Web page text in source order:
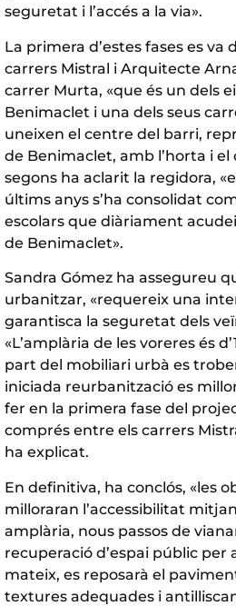
seguretat i l’accés a la via».
La primera d’estes fases es
carrers Mistral i Arquitecte
carrer Murta, «que és un dels
Benimaclet i una dels seus
uneixen el centre del barri,
de Benimaclet, amb l’horta i el
segons ha aclarit la regidora,
últims anys s’ha consolidat
escolars que diàriament
de Benimaclet».
Sandra Gómez ha assegureu
urbanitzar, «requereix una
garantisca la seguretat dels
«L’amplària de les voreres és
part del mobiliari urbà es
iniciada reurbanització es
fer en la primera fase del
comprés entre els carrers
ha explicat.
En definitiva, ha conclós, «les
milloraran l’accessibilitat
amplària, nous passos de
recuperació d’espai públic per
mateix, es reposarà el
textures adequades i